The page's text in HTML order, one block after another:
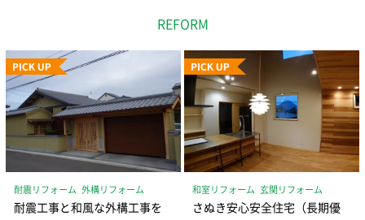
REFORM
耐震リフォーム 外構リフォーム
耐震工事と和風な外構工事を
和室リフォーム 玄関リフォーム
さぬき安心安全住宅（長期優